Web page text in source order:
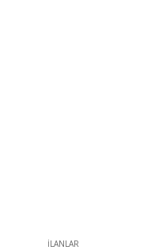
İLANLAR